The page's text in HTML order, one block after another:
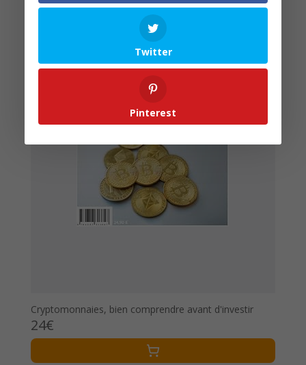
Cryptomonnaies, bien comprendre avant d'investir
24€
Twitter
Pinterest